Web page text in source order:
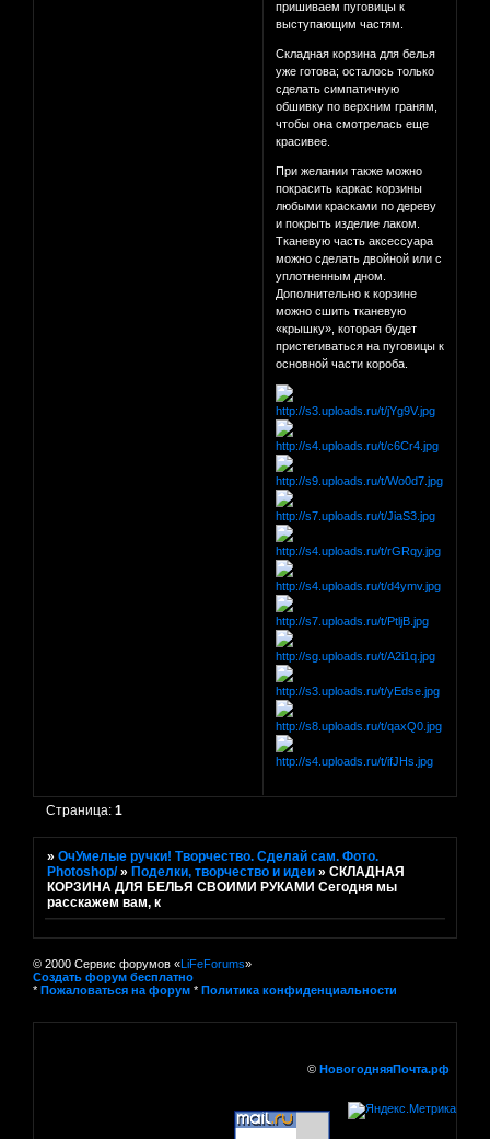
пришиваем пуговицы к
выступающим частям.
Складная корзина для белья
уже готова; осталось только
сделать симпатичную
обшивку по верхним граням,
чтобы она смотрелась еще
красивее.
При желании также можно
покрасить каркас корзины
любыми красками по дереву
и покрыть изделие лаком.
Тканевую часть аксессуара
можно сделать двойной или с
уплотненным дном.
Дополнительно к корзине
можно сшить тканевую
«крышку», которая будет
пристегиваться на пуговицы к
основной части короба.
Страница:1
»ОчУмелые ручки! Творчество. Сделай сам. Фото.
Photoshop/ »Поделки, творчество и идеи »СКЛАДНАЯ
КОРЗИНА ДЛЯ БЕЛЬЯ СВОИМИ РУКАМИ Сегодня мы
расскажем вам, к
© 2000 Сервис форумов «LiFeForums»
Создать форум бесплатно
* Пожаловаться на форум * Политика конфиденциальности
© НовогодняяПочта.рф